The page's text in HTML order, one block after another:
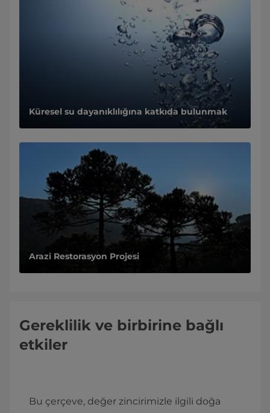
Küresel su dayanıklılığına katkıda bulunmak
Arazi Restorasyon Projesi
Gereklilik ve birbirine bağlı
etkiler
Bu çerçeve, değer zincirimizle ilgili doğa